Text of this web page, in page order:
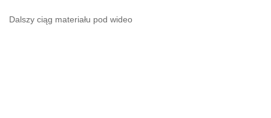
Dalszy ciąg materiału pod wideo